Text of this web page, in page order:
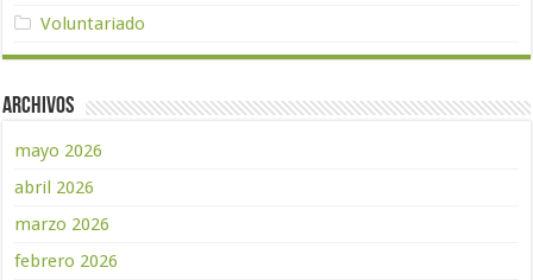
Voluntariado
Archivos
mayo 2026
abril 2026
marzo 2026
febrero 2026